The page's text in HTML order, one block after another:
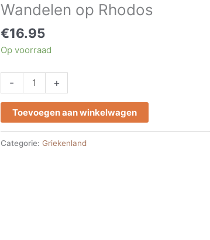
Wandelen op Rhodos
€16.95
Op voorraad
-
Rhodos
aantal
+
Toevoegen aan winkelwagen
Categorie: Griekenland